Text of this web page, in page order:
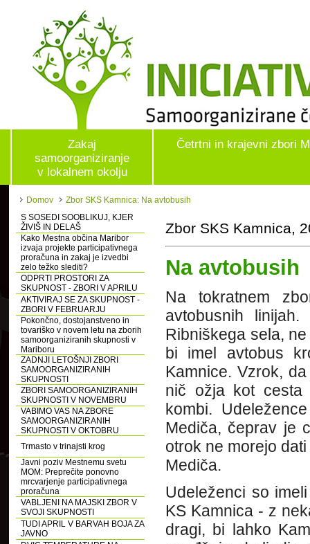
Zakaj
samoorganiziranje
v lokalnem okolju
Četrtni in krajevni zbori
Domov
Zbor SKS Kamnica: Na avtobusih
S SOSEDI SOOBLIKUJ, KJER
ŽIVIŠ IN DELAŠ
Kako Mestna občina Maribor
izvaja projekte participativnega
proračuna in zakaj je izvedbi
zelo težko slediti?
ODPRTI PROSTORI ZA
SKUPNOST - ZBORI V APRILU
AKTIVIRAJ SE ZA SKUPNOST -
ZBORI V FEBRUARJU
Pokončno, dostojanstveno in
tovariško v novem letu na zborih
samoorganiziranih skupnosti v
Mariboru
ZADNJI LETOŠNJI ZBORI
SAMOORGANIZIRANIH
SKUPNOSTI
ZBORI SAMOORGANIZIRANIH
SKUPNOSTI V NOVEMBRU
VABIMO VAS NA ZBORE
SAMOORGANIZIRANIH
SKUPNOSTI V OKTOBRU
Trmasto v trinajsti krog
Javni poziv Mestnemu svetu
MOM: Preprečite ponovno
mrcvarjenje participativnega
proračuna
VABLJENI NA MAJSKI ZBOR V
SVOJI SKUPNOSTI
TUDI APRIL V BARVAH BOJA ZA
JAVNO
Zbor SKS Kamnica,
Na avtobusih
Na tokratnem
avtobusnih
Ribniškega sela,
bi imel avtobus
Kamnice. Vzrok,
nič ožja kot cesta
kombi.
Mediča, čeprav je
otrok ne morejo
Mediča.
Udeleženci so
KS Kamnica - z
dragi, bi lahko